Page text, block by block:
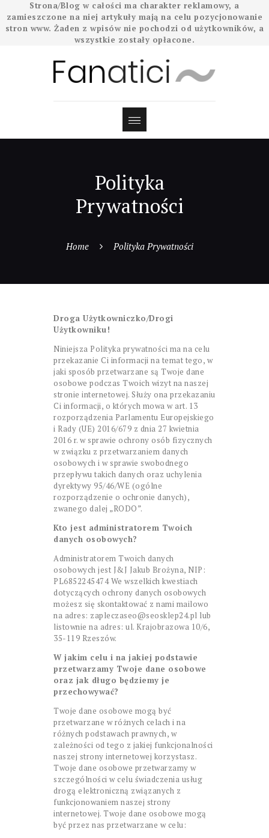
Strona/Blog w całości ma charakter reklamowy, a
zamieszczone na niej artykuły mają na celu pozycjonowanie
stron www. Żaden z wpisów nie pochodzi od użytkowników, a
wszystkie zostały opłacone.
Polityka
Prywatności
Home Polityka Prywatności
Droga Użytkowniczko/Drogi
Użytkowniku!
Niniejsza Polityka prywatności ma na celu
przekazanie Ci informacji na temat tego, w
jaki sposób przetwarzane są Twoje dane
osobowe podczas Twoich wizyt na naszej
stronie internetowej. Służy ona przekazaniu
Ci informacji, o których mowa w art. 13
rozporządzenia Parlamentu Europejskiego
i Rady (UE) 2016/679 z dnia 27 kwietnia
2016 r. w sprawie ochrony osób fizycznych
w związku z przetwarzaniem danych
osobowych i w sprawie swobodnego
przepływu takich danych oraz uchylenia
dyrektywy 95/46/WE (ogólne
rozporządzenie o ochronie danych),
zwanego dalej „RODO”.
Kto jest administratorem Twoich
danych osobowych?
Administratorem Twoich danych
osobowych jest J&J Jakub Brożyna, NIP:
PL6852245474 We wszelkich kwestiach
dotyczących ochrony danych osobowych
możesz się skontaktować z nami mailowo
na adres: zapleczaseo@seosklep24.pl lub
listownie na adres: ul. Krajobrazowa 10/6,
35-119 Rzeszów.
W jakim celu i na jakiej podstawie
przetwarzamy Twoje dane osobowe
oraz jak długo będziemy je
przechowywać?
Twoje dane osobowe mogą być
przetwarzane w różnych celach i na
różnych podstawach prawnych, w
zależności od tego z jakiej funkcjonalności
naszej strony internetowej korzystasz.
Twoje dane osobowe przetwarzamy w
szczególności w celu świadczenia usług
drogą elektroniczną związanych z
funkcjonowaniem naszej strony
internetowej. Twoje dane osobowe mogą
być przez nas przetwarzane w celu: